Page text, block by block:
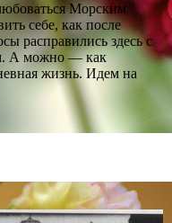
Морским
себе, как после
расправились здесь с
А можно — как
жизнь. Идем на